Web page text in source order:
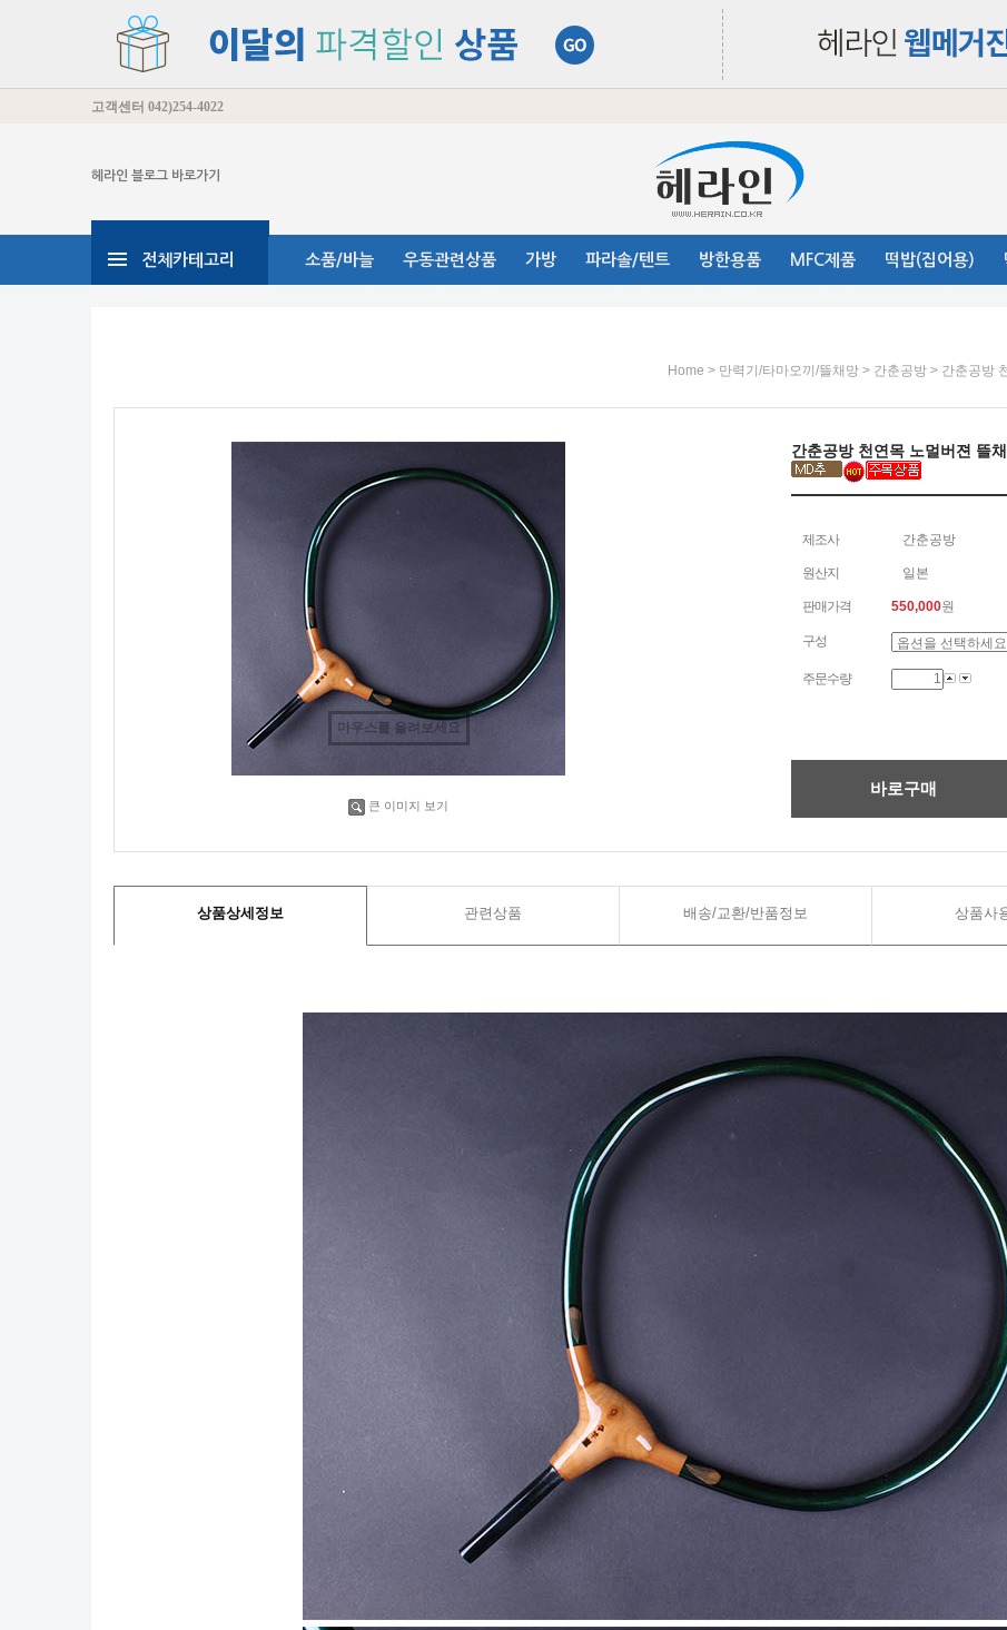
고객센터 042)254-4022
헤라인 블로그 바로가기
전체카테고리 소품/바늘 우동관련상품 가방 파라솔/텐트 방한용품 MFC제품 떡밥(집어용)
Home > 만력기/타마오끼/뜰채망 > 간춘공방 > 간춘공방
마우스를 올려보세요
큰 이미지 보기
간춘공방 천연목 노멀버젼 뜰
제조사 간춘공방
원산지 일본
판매가격 550,000원
구성
주문수량
바로구매
상품상세정보 관련상품 배송/교환/반품정보 상품사